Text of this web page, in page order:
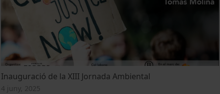
Inauguració de la XIII Jornada Ambiental
4 juny, 2025